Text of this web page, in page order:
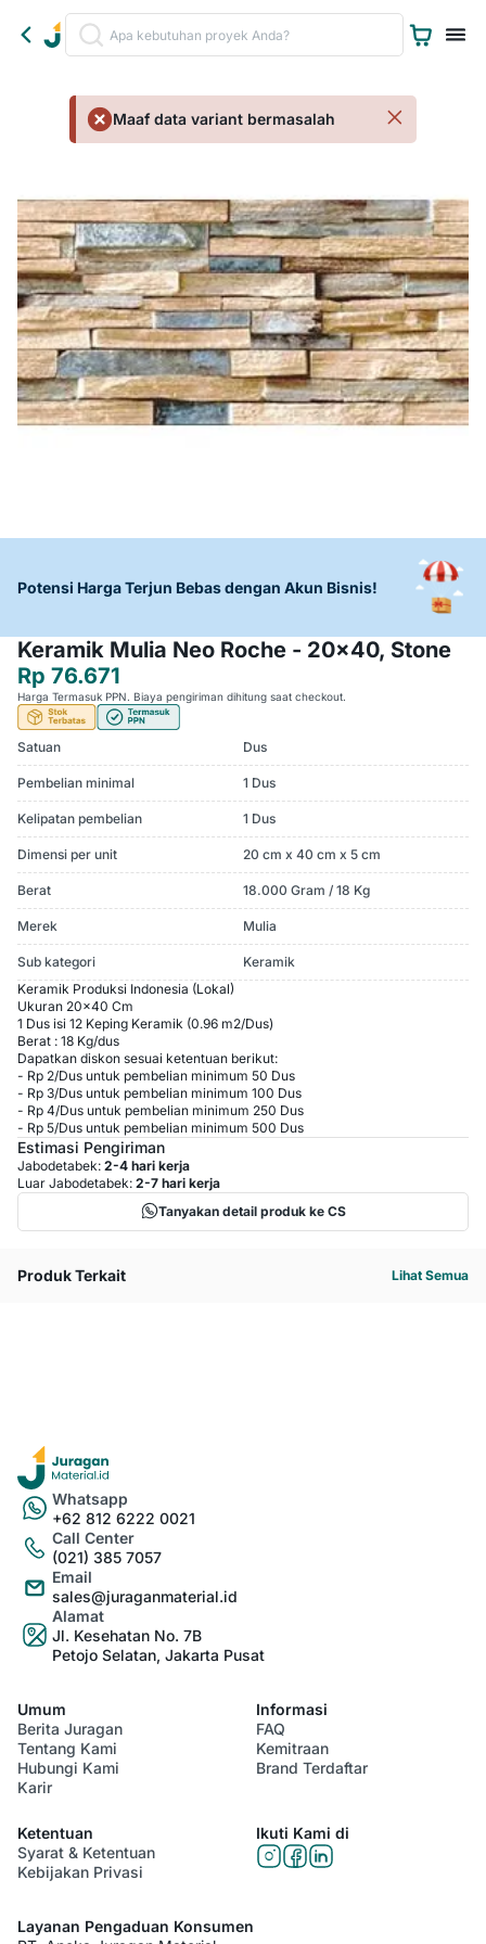
Potensi Harga Terjun Bebas dengan Akun Bisnis!
Keramik Mulia Neo Roche - 20x40, Stone
Rp 76.671
Harga Termasuk PPN. Biaya pengiriman dihitung saat checkout.
Satuan Dus
Pembelian minimal 1 Dus
Kelipatan pembelian 1 Dus
Dimensi per unit 20 cm x 40 cm x 5 cm
Berat 18.000 Gram / 18 Kg
Merek Mulia
Sub kategori
Keramik
Keramik Produksi Indonesia (Lokal)
Ukuran 20x40 Cm
1 Dus isi 12 Keping Keramik (0.96 m2/Dus)
Berat : 18 Kg/dus
Dapatkan diskon sesuai ketentuan berikut:
- Rp 2/Dus untuk pembelian minimum 50 Dus
- Rp 3/Dus untuk pembelian minimum 100 Dus
- Rp 4/Dus untuk pembelian minimum 250 Dus
- Rp 5/Dus untuk pembelian minimum 500 Dus
Estimasi Pengiriman
Jabodetabek: 2-4 hari kerja
Luar Jabodetabek: 2-7 hari kerja
Tanyakan detail produk ke CS
Produk Terkait Lihat Semua
Maaf data variant bermasalah
Whatsapp
+62 812 6222 0021
Call Center
(021) 385 7057
Email
sales@juraganmaterial.id
Alamat
Jl. Kesehatan No. 7B
Petojo Selatan, Jakarta Pusat
Umum
Berita Juragan
Tentang Kami
Hubungi Kami
Karir
Informasi
FAQ
Kemitraan
Brand Terdaftar
Ketentuan
Syarat & Ketentuan
Kebijakan Privasi
Ikuti Kami di
Layanan Pengaduan Konsumen